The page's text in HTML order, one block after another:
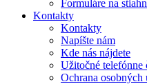
Formuláre na
Kontakty
Kontakty
Napíšte nám
Kde nás nájdete
Užitočné telefónne
Ochrana osobných